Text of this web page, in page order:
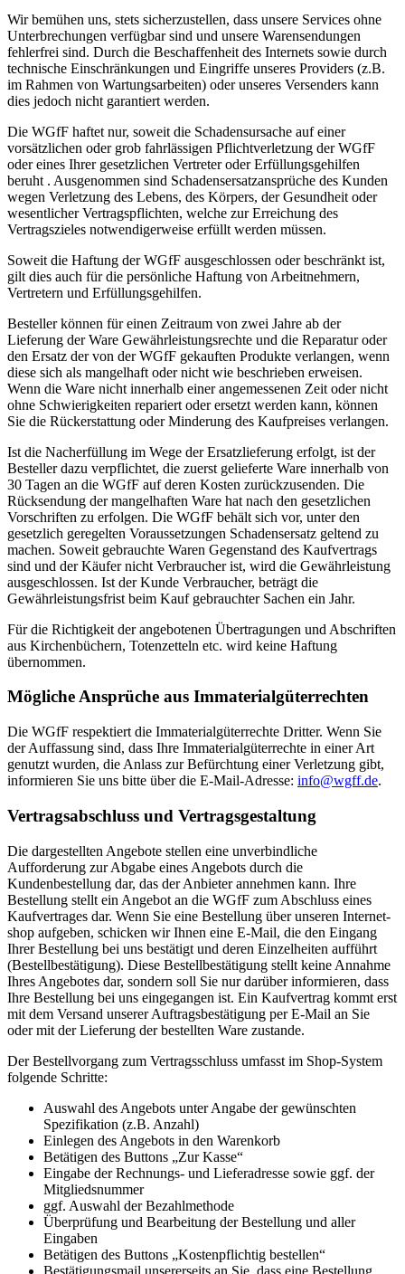
Wir bemühen uns, stets sicherzustellen, dass unsere Services ohne
Unterbrechungen verfügbar sind und unsere Warensendungen
fehlerfrei sind. Durch die Beschaffenheit des Internets sowie durch
technische Einschränkungen und Eingriffe unseres Providers (z.B.
im Rahmen von Wartungsarbeiten) oder unseres Versenders kann
dies jedoch nicht garantiert werden.
Die WGfF haftet nur, soweit die Schadensursache auf einer
vorsätzlichen oder grob fahrlässigen Pflichtverletzung der WGfF
oder eines Ihrer gesetzlichen Vertreter oder Erfüllungsgehilfen
beruht . Ausgenommen sind Schadensersatzansprüche des Kunden
wegen Verletzung des Lebens, des Körpers, der Gesundheit oder
wesentlicher Vertragspflichten, welche zur Erreichung des
Vertragszieles notwendigerweise erfüllt werden müssen.
Soweit die Haftung der WGfF ausgeschlossen oder beschränkt ist,
gilt dies auch für die persönliche Haftung von Arbeitnehmern,
Vertretern und Erfüllungsgehilfen.
Besteller können für einen Zeitraum von zwei Jahre ab der
Lieferung der Ware Gewährleistungsrechte und die Reparatur oder
den Ersatz der von der WGfF gekauften Produkte verlangen, wenn
diese sich als mangelhaft oder nicht wie beschrieben erweisen.
Wenn die Ware nicht innerhalb einer angemessenen Zeit oder nicht
ohne Schwierigkeiten repariert oder ersetzt werden kann, können
Sie die Rückerstattung oder Minderung des Kaufpreises verlangen.
Ist die Nacherfüllung im Wege der Ersatzlieferung erfolgt, ist der
Besteller dazu verpflichtet, die zuerst gelieferte Ware innerhalb von
30 Tagen an die WGfF auf deren Kosten zurückzusenden. Die
Rücksendung der mangelhaften Ware hat nach den gesetzlichen
Vorschriften zu erfolgen. Die WGfF behält sich vor, unter den
gesetzlich geregelten Voraussetzungen Schadensersatz geltend zu
machen. Soweit gebrauchte Waren Gegenstand des Kaufvertrags
sind und der Käufer nicht Verbraucher ist, wird die Gewährleistung
ausgeschlossen. Ist der Kunde Verbraucher, beträgt die
Gewährleistungsfrist beim Kauf gebrauchter Sachen ein Jahr.
Für die Richtigkeit der angebotenen Übertragungen und Abschriften
aus Kirchenbüchern, Totenzetteln etc. wird keine Haftung
übernommen.
Mögliche Ansprüche aus Immaterialgüterrechten
Die WGfF respektiert die Immaterialgüterrechte Dritter. Wenn Sie
der Auffassung sind, dass Ihre Immaterialgüterrechte in einer Art
genutzt wurden, die Anlass zur Befürchtung einer Verletzung gibt,
informieren Sie uns bitte über die E-Mail-Adresse: info@wgff.de.
Vertragsabschluss und Vertragsgestaltung
Die dargestellten Angebote stellen eine unverbindliche
Aufforderung zur Abgabe eines Angebots durch die
Kundenbestellung dar, das der Anbieter annehmen kann. Ihre
Bestellung stellt ein Angebot an die WGfF zum Abschluss eines
Kaufvertrages dar. Wenn Sie eine Bestellung über unseren Internet-
shop aufgeben, schicken wir Ihnen eine E-Mail, die den Eingang
Ihrer Bestellung bei uns bestätigt und deren Einzelheiten aufführt
(Bestellbestätigung). Diese Bestellbestätigung stellt keine Annahme
Ihres Angebotes dar, sondern soll Sie nur darüber informieren, dass
Ihre Bestellung bei uns eingegangen ist. Ein Kaufvertrag kommt erst
mit dem Versand unserer Auftragsbestätigung per E-Mail an Sie
oder mit der Lieferung der bestellten Ware zustande.
Der Bestellvorgang zum Vertragsschluss umfasst im Shop-System
folgende Schritte:
Auswahl des Angebots unter Angabe der gewünschten
Spezifikation (z.B. Anzahl)
Einlegen des Angebots in den Warenkorb
Betätigen des Buttons „Zur Kasse“
Eingabe der Rechnungs- und Lieferadresse sowie ggf. der
Mitgliedsnummer
ggf. Auswahl der Bezahlmethode
Überprüfung und Bearbeitung der Bestellung und aller
Eingaben
Betätigen des Buttons „Kostenpflichtig bestellen“
Bestätigungsmail unsererseits an Sie, dass eine Bestellung